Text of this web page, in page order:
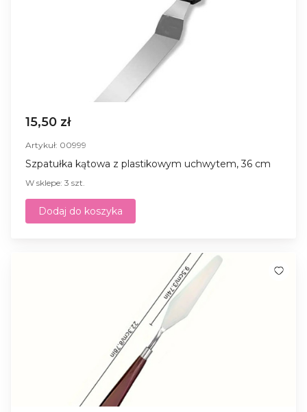
15,50 zł
Artykuł: 00999
Szpatułka kątowa z plastikowym uchwytem, 36 cm
W sklepe: 3 szt.
Dodaj do koszyka